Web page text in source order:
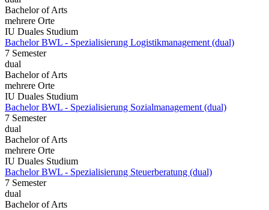
Bachelor of Arts
mehrere Orte
IU Duales Studium
Bachelor BWL - Spezialisierung Logistikmanagement (dual)
7 Semester
dual
Bachelor of Arts
mehrere Orte
IU Duales Studium
Bachelor BWL - Spezialisierung Sozialmanagement (dual)
7 Semester
dual
Bachelor of Arts
mehrere Orte
IU Duales Studium
Bachelor BWL - Spezialisierung Steuerberatung (dual)
7 Semester
dual
Bachelor of Arts